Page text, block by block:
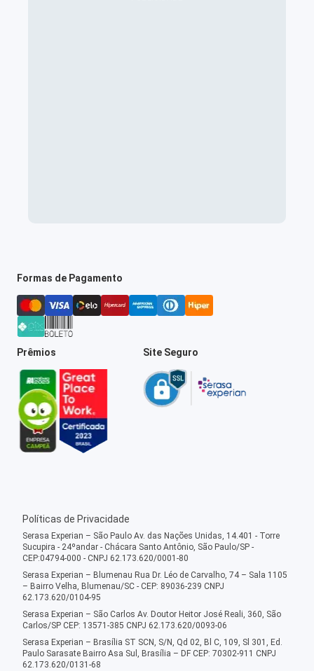
Formas de Pagamento
Prêmios Site Seguro
Políticas de Privacidade
Serasa Experian – São Paulo Av. das Nações Unidas, 14.401 - Torre
Sucupira - 24ºandar - Chácara Santo Antônio, São Paulo/SP -
CEP:04794-000 - CNPJ 62.173.620/0001-80
Serasa Experian – Blumenau Rua Dr. Léo de Carvalho, 74 – Sala 1105
– Bairro Velha, Blumenau/SC - CEP: 89036-239 CNPJ
62.173.620/0104-95
Serasa Experian – São Carlos Av. Doutor Heitor José Reali, 360, São
Carlos/SP CEP: 13571-385 CNPJ 62.173.620/0093-06
Serasa Experian – Brasília ST SCN, S/N, Qd 02, Bl C, 109, Sl 301, Ed.
Paulo Sarasate Bairro Asa Sul, Brasília – DF CEP: 70302-911 CNPJ
62.173.620/0131-68